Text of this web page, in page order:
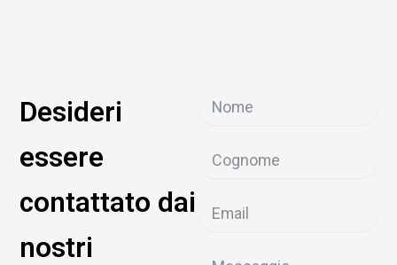
Desideri
essere
contattato dai
nostri